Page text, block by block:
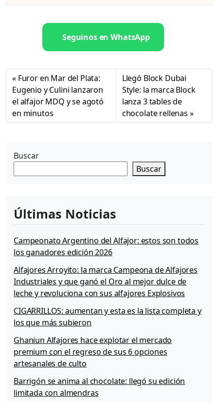
Seguinos en WhatsApp
Furor en Mar del Plata:
Eugenio y Culini lanzaron
el alfajor MDQ y se agotó
en minutos
Llegó Block Dubai
Style: la marca Block
lanza 3 tables de
chocolate rellenas
Buscar
Buscar
Últimas Noticias
Campeonato Argentino del Alfajor: estos son todos
los ganadores edición 2026
Alfajores Arroyito: la marca Campeona de Alfajores
Industriales y que ganó el Oro al mejor dulce de
leche y revoluciona con sus alfajores Explosivos
CIGARRILLOS: aumentan y esta es la lista completa y
los que más subieron
Ghaniun Alfajores hace explotar el mercado
premium con el regreso de sus 6 opciones
artesanales de culto
Barrigón se anima al chocolate: llegó su edición
limitada con almendras